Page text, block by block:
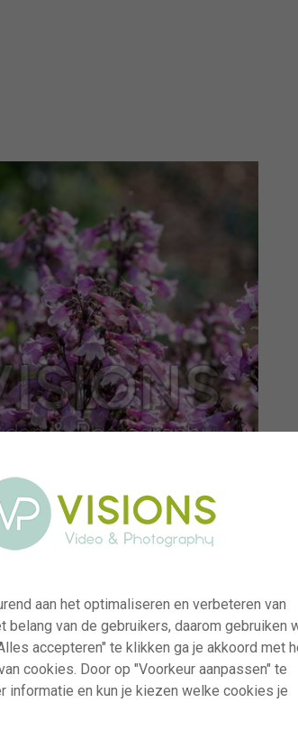
aan het optimaliseren en verbeteren van
belang van de gebruikers, daarom gebruiken
accepteren" te klikken ga je akkoord met
cookies. Door op "Voorkeur aanpassen" te
informatie en kun je kiezen welke cookies je